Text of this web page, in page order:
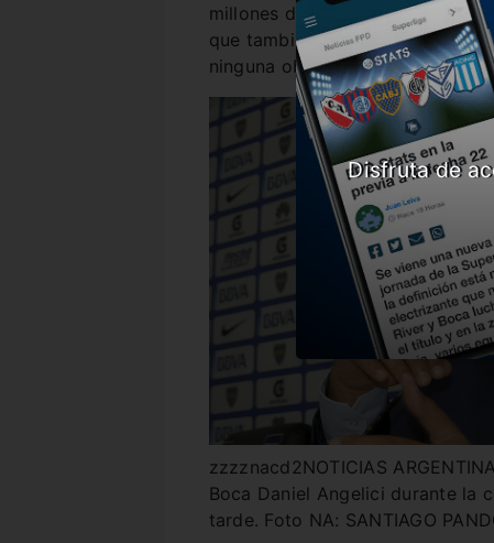
millones de pesos. Se aprobó en
que también estaba presente la
ninguna objeción”, dijo el ex
zzzznacd2NOTICIAS
Boca Daniel Angelici durante la
tarde. Foto NA: SANTIAGO
Disfruta de